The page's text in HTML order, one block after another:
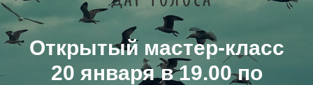
Открытый мастер-класс
20 января в 19.00 по